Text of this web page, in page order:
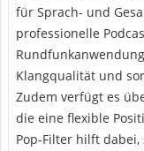
für Sprach- und
professionelle
Klangqualität und
Zudem verfügt es
die eine flexible
Pop-Filter hilft